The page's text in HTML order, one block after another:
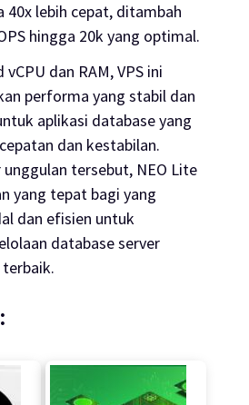
40x lebih cepat, ditambah
hingga 20k yang optimal.
dan RAM, VPS ini
performa yang stabil dan
aplikasi database yang
dan kestabilan.
tersebut, NEO Lite
yang tepat bagi yang
dan efisien untuk
database server